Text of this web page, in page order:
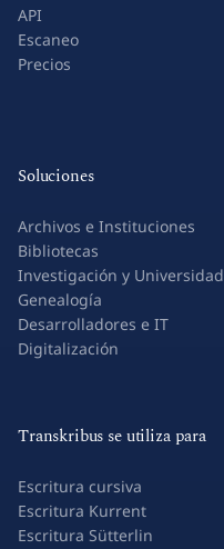
API
Escaneo
Precios
Soluciones
Archivos e Instituciones
Bibliotecas
Investigación y Universidad
Genealogía
Desarrolladores e IT
Digitalización
Transkribus se utiliza para
Escritura cursiva
Escritura Kurrent
Escritura Sütterlin